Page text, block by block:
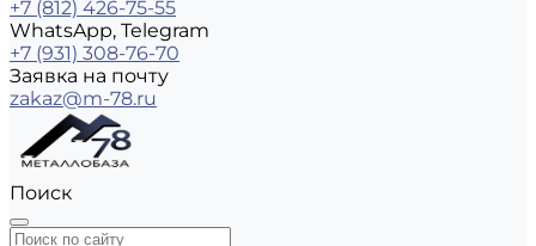
+7 (812) 426-75-55
WhatsApp, Telegram
+7 (931) 308-76-70
Заявка на почту
zakaz@m-78.ru
Поиск